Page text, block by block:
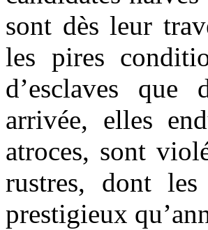
sont dès leur
les pires
d’esclaves
arrivée, elles
atroces, sont
rustres, dont
prestigieux